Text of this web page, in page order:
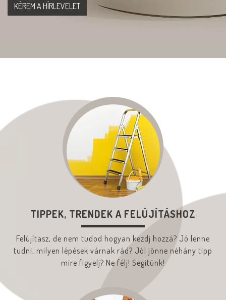
TIPPEK, TRENDEK A FELÚJÍTÁSHOZ
Felújítasz, de nem tudod hogyan kezdj hozzá? Jó lenne
tudni, milyen lépések várnak rád? Jól jönne néhány tipp
mire figyelj? Ne félj! Segítünk!